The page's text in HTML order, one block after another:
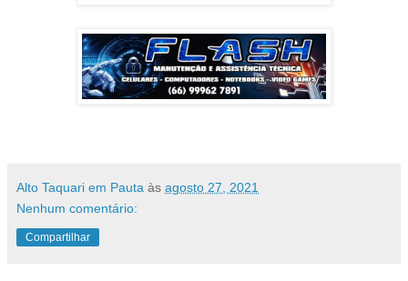
Alto Taquari em Pauta às agosto 27, 2021
Nenhum comentário:
Compartilhar